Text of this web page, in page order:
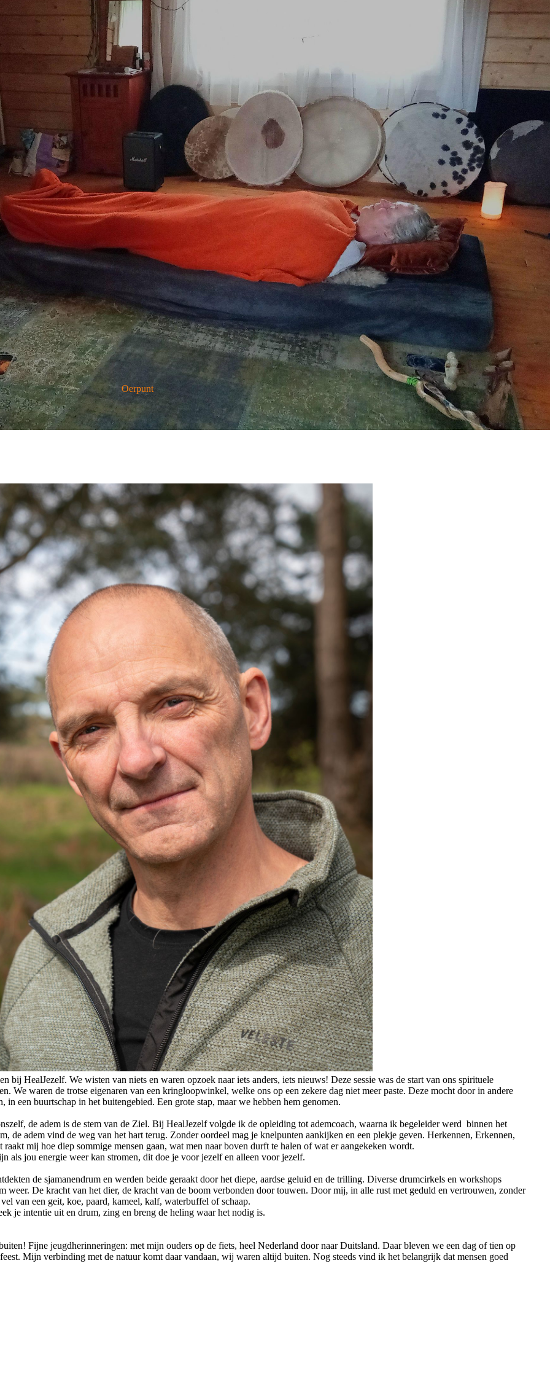
Oerpunt
bij HealJezelf. We wisten van niets en waren opzoek naar iets anders, iets nieuws! Deze sessie was de start van ons spirituele
We waren de trotse eigenaren van een kringloopwinkel, welke ons op een zekere dag niet meer paste. Deze mocht door in andere
een buurtschap in het buitengebied. Een grote stap, maar we hebben hem genomen.
de adem is de stem van de Ziel. Bij HealJezelf volgde ik de opleiding tot ademcoach, waarna ik begeleider werd binnen het
de adem vind de weg van het hart terug. Zonder oordeel mag je knelpunten aankijken en een plekje geven. Herkennen, Erkennen,
mij hoe diep sommige mensen gaan, wat men naar boven durft te halen of wat er aangekeken wordt.
als jou energie weer kan stromen, dit doe je voor jezelf en alleen voor jezelf.
de sjamanendrum en werden beide geraakt door het diepe, aardse geluid en de trilling. Diverse drumcirkels en workshops
weer. De kracht van het dier, de kracht van de boom verbonden door touwen. Door mij, in alle rust met geduld en vertrouwen, zonder
van een geit, koe, paard, kameel, kalf, waterbuffel of schaap.
je intentie uit en drum, zing en breng de heling waar het nodig is.
Fijne jeugdherinneringen: met mijn ouders op de fiets, heel Nederland door naar Duitsland. Daar bleven we een dag of tien op
Mijn verbinding met de natuur komt daar vandaan, wij waren altijd buiten. Nog steeds vind ik het belangrijk dat mensen goed